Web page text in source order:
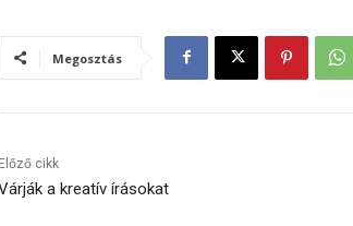
Megosztás
Előző cikk
a kreatív írásokat